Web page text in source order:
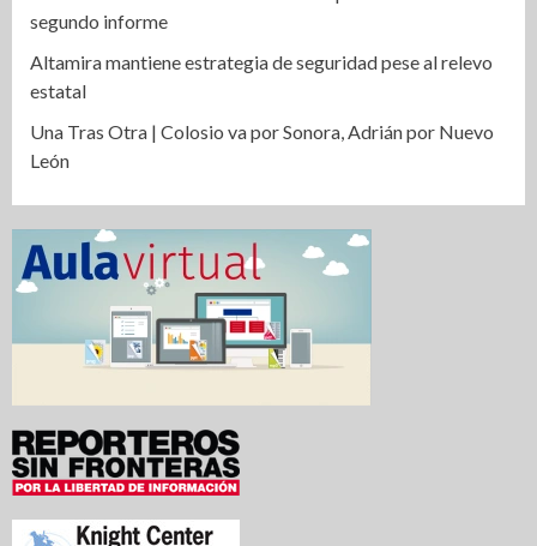
segundo informe
Altamira mantiene estrategia de seguridad pese al relevo
estatal
Una Tras Otra | Colosio va por Sonora, Adrián por Nuevo
León